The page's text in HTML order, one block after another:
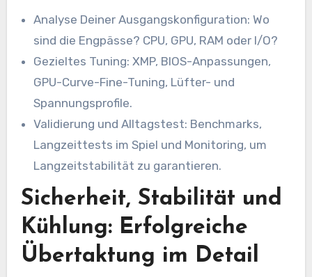
Analyse Deiner Ausgangskonfiguration: Wo
sind die Engpässe? CPU, GPU, RAM oder I/O?
Gezieltes Tuning: XMP, BIOS-Anpassungen,
GPU-Curve-Fine-Tuning, Lüfter- und
Spannungsprofile.
Validierung und Alltagstest: Benchmarks,
Langzeittests im Spiel und Monitoring, um
Langzeitstabilität zu garantieren.
Sicherheit, Stabilität und
Kühlung: Erfolgreiche
Übertaktung im Detail